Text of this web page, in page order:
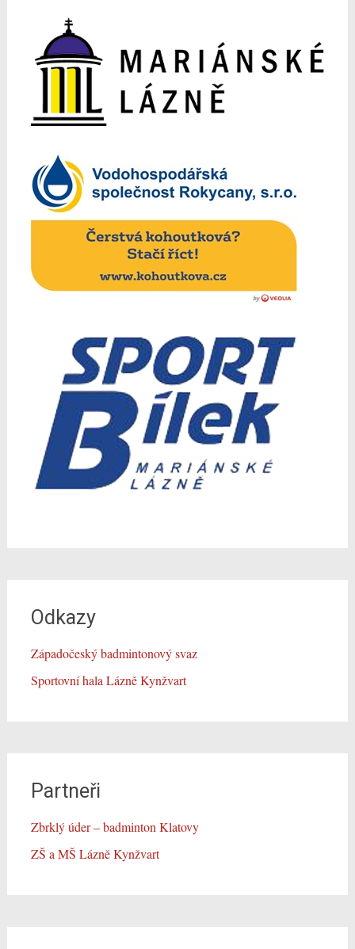
Odkazy
Západočeský badmintonový svaz
Sportovní hala Lázně Kynžvart
Partneři
Zbrklý úder – badminton Klatovy
ZŠ a MŠ Lázně Kynžvart